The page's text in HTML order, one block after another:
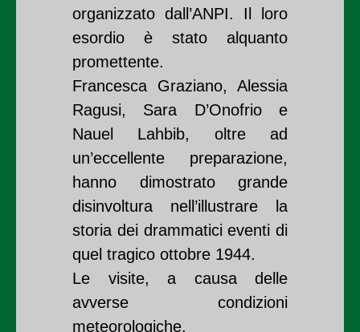
organizzato dall’ANPI. Il loro
esordio è stato alquanto
promettente.
Francesca Graziano, Alessia
Ragusi, Sara D’Onofrio e
Nauel Lahbib, oltre ad
un’eccellente preparazione,
hanno dimostrato grande
disinvoltura nell’illustrare la
storia dei drammatici eventi di
quel tragico ottobre 1944.
Le visite, a causa delle
avverse condizioni
meteorologiche,